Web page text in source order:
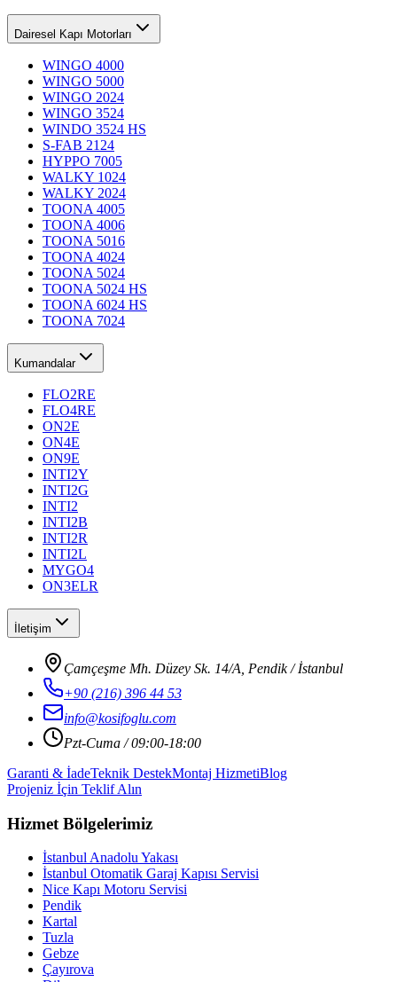
Dairesel Kapı Motorları
WINGO 4000
WINGO 5000
WINGO 2024
WINGO 3524
WINDO 3524 HS
S-FAB 2124
HYPPO 7005
WALKY 1024
WALKY 2024
TOONA 4005
TOONA 4006
TOONA 5016
TOONA 4024
TOONA 5024
TOONA 5024 HS
TOONA 6024 HS
TOONA 7024
Kumandalar
FLO2RE
FLO4RE
ON2E
ON4E
ON9E
INTI2Y
INTI2G
INTI2
INTI2B
INTI2R
INTI2L
MYGO4
ON3ELR
İletişim
Çamçeşme Mh. Düzey Sk. 14/A, Pendik / İstanbul
+90 (216) 396 44 53
info@kosifoglu.com
Pzt-Cuma / 09:00-18:00
Garanti & İadeTeknik DestekMontaj HizmetiBlog
Projeniz İçin Teklif Alın
Hizmet Bölgelerimiz
İstanbul Anadolu Yakası
İstanbul Otomatik Garaj Kapısı Servisi
Nice Kapı Motoru Servisi
Pendik
Kartal
Tuzla
Gebze
Çayırova